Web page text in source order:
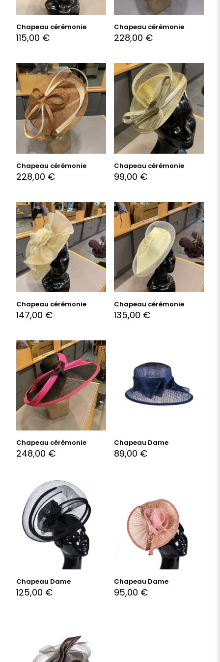
Chapeau cérémonie
115,00 €
Chapeau cérémonie
228,00 €
Chapeau cérémonie
228,00 €
Chapeau cérémonie
99,00 €
Chapeau cérémonie
147,00 €
Chapeau cérémonie
135,00 €
Chapeau cérémonie
248,00 €
Chapeau Dame
89,00 €
Chapeau Dame
125,00 €
Chapeau Dame
95,00 €